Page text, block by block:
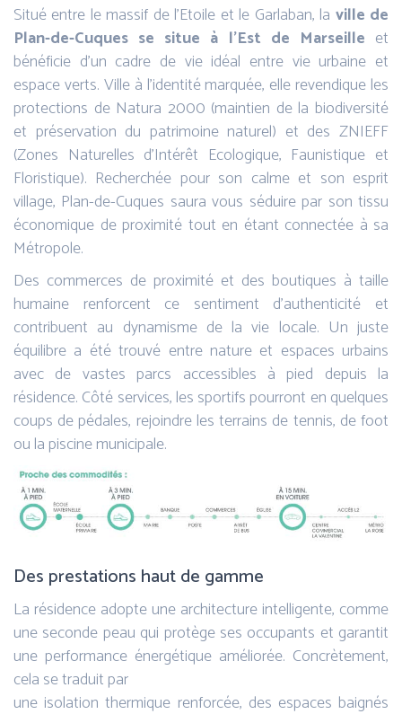
Situé entre le massif de l’Etoile et le Garlaban, la ville de
Plan-de-Cuques se situe à l’Est de Marseille et
bénéficie d’un cadre de vie idéal entre vie urbaine et
espace verts. Ville à l’identité marquée, elle revendique les
protections de Natura 2000 (maintien de la biodiversité
et préservation du patrimoine naturel) et des ZNIEFF
(Zones Naturelles d’Intérêt Ecologique, Faunistique et
Floristique). Recherchée pour son calme et son esprit
village, Plan-de-Cuques saura vous séduire par son tissu
économique de proximité tout en étant connectée à sa
Métropole.
Des commerces de proximité et des boutiques à taille
humaine renforcent ce sentiment d’authenticité et
contribuent au dynamisme de la vie locale. Un juste
équilibre a été trouvé entre nature et espaces urbains
avec de vastes parcs accessibles à pied depuis la
résidence. Côté services, les sportifs pourront en quelques
coups de pédales, rejoindre les terrains de tennis, de foot
ou la piscine municipale.
Des prestations haut de gamme
La résidence adopte une architecture intelligente, comme
une seconde peau qui protège ses occupants et garantit
une performance énergétique améliorée. Concrètement,
cela se traduit par
une isolation thermique renforcée, des espaces baignés